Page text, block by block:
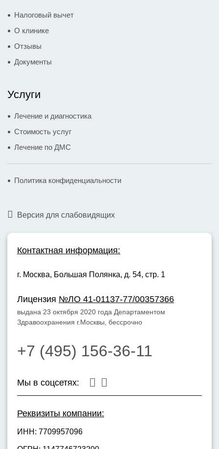
Налоговый вычет
О клинике
Отзывы
Документы
Услуги
Лечение и диагностика
Стоимость услуг
Лечение по ДМС
Политика конфиденциальности
Версия для слабовидящих
Контактная информация:
г. Москва, Большая Полянка, д. 54, стр. 1
Лицензия №ЛО 41-01137-77/00357366
выдана 23 октября 2020 года Департаментом
Здравоохранения г.Москвы, бессрочно
+7 (495) 156-36-11
Мы в соцсетях:
Реквизиты компании:
ИНН: 7709957096